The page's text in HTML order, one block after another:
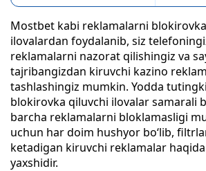
Mostbet kabi reklamalarni
ilovalardan foydalanib, siz
reklamalarni nazorat qilishingiz va
tajribangizdan kiruvchi kazino
tashlashingiz mumkin. Yodda
blokirovka qiluvchi ilovalar samarali
barcha reklamalarni bloklamasligi
uchun har doim hushyor bo‘lib,
ketadigan kiruvchi reklamalar
yaxshidir.